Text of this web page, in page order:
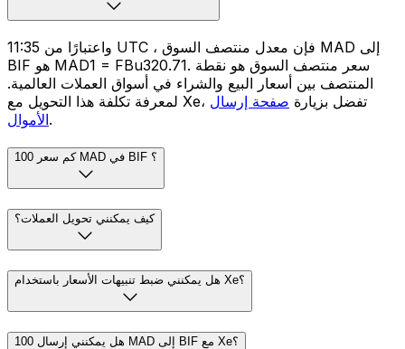
واعتبارًا من 11:35 UTC ، فإن معدل منتصف السوق MAD إلى
BIF هو MAD1 = FBu320.71. سعر منتصف السوق هو نقطة
المنتصف بين أسعار البيع والشراء في أسواق العملات العالمية.
لمعرفة تكلفة هذا التحويل مع Xe، تفضل بزيارة صفحة إرسال
الأموال.
كم سعر 100 MAD في BIF ؟
كيف يمكنني تحويل العملات؟
هل يمكنني ضبط تنبيهات الأسعار باستخدام Xe؟
هل يمكنني إرسال 100 MAD إلى BIF مع Xe؟